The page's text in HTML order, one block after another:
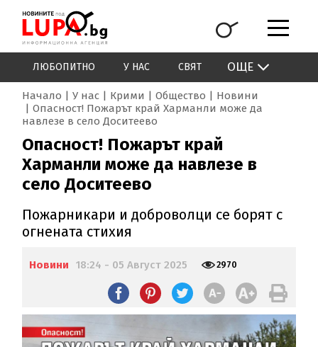
ЛЮБОПИТНО У НАС СВЯТ ОЩЕ
Начало У нас Крими Общество
Новини
Опасност! Пожарът край Харманли може да
навлезе в село Доситеево
Опасност! Пожарът край
Харманли може да навлезе в
село Доситеево
Пожарникари и доброволци се борят с
огнената стихия
Новини 18:24 - 05 Август 2025 2970